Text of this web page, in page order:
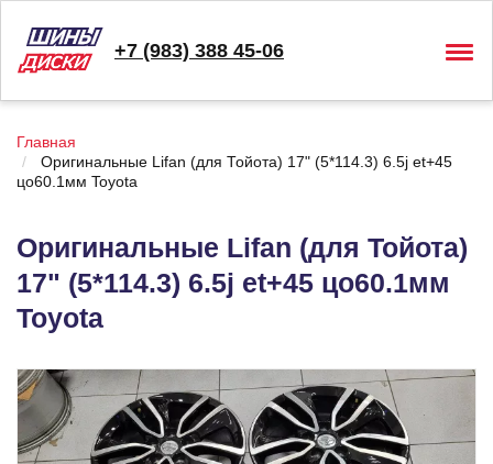
+7 (983) 388 45-06
Главная
Оригинальные Lifan (для Тойота) 17" (5*114.3) 6.5j et+45
цо60.1мм Toyota
Оригинальные Lifan (для Тойота)
17" (5*114.3) 6.5j et+45 цо60.1мм
Toyota